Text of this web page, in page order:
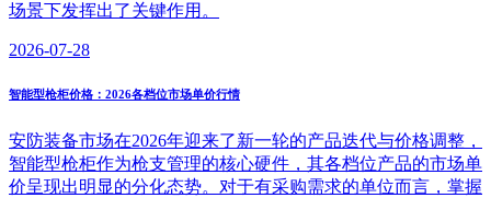
场景下发挥出了关键作用。
2026-07-28
智能型枪柜价格：2026各档位市场单价行情
安防装备市场在2026年迎来了新一轮的产品迭代与价格调整，
智能型枪柜作为枪支管理的核心硬件，其各档位产品的市场单
价呈现出明显的分化态势。对于有采购需求的单位而言，掌握